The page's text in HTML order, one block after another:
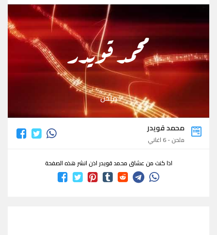
محمد قويدر
ملحن
محمد قويدر
ملحن - 6 اغاني
اذا كنت من عشاق محمد قويدر اذن انشر هذه الصفحة